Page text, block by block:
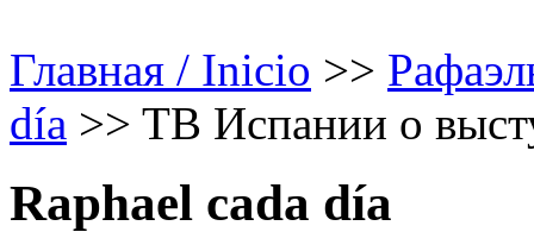
Главная / Inicio >>
día >> TB Испании о
Raphael cada día